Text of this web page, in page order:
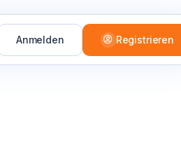
Anmelden Registrieren